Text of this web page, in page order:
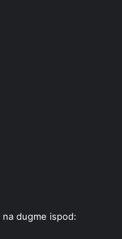
dugme ispod: